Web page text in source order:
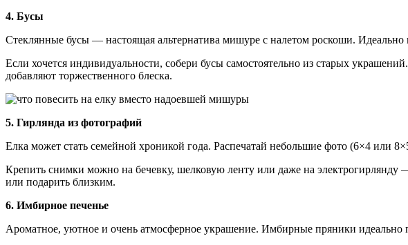
4. Бусы
Стеклянные бусы — настоящая альтернатива мишуре с налетом роскоши.
Если хочется индивидуальности, собери бусы самостоятельно из старых
добавляют торжественного блеска.
5. Гирлянда из фотографий
Елка может стать семейной хроникой года. Распечатай небольшие фото (6×4 или
Крепить снимки можно на бечевку, шелковую ленту или даже на электрогирлянду
или подарить близким.
6. Имбирное печенье
Ароматное, уютное и очень атмосферное украшение. Имбирные пряники идеально